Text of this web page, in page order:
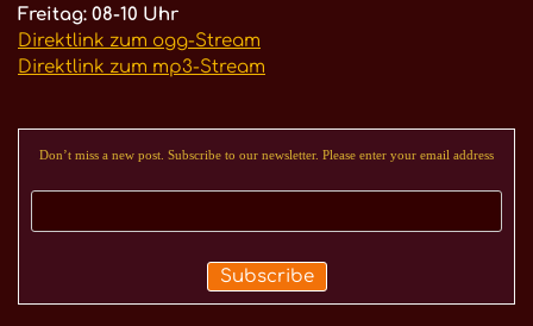
Freitag: 08-10 Uhr
Direktlink zum ogg-Stream
Direktlink zum mp3-Stream
Don’t miss a new post. Subscribe to our newsletter. Please enter your email address